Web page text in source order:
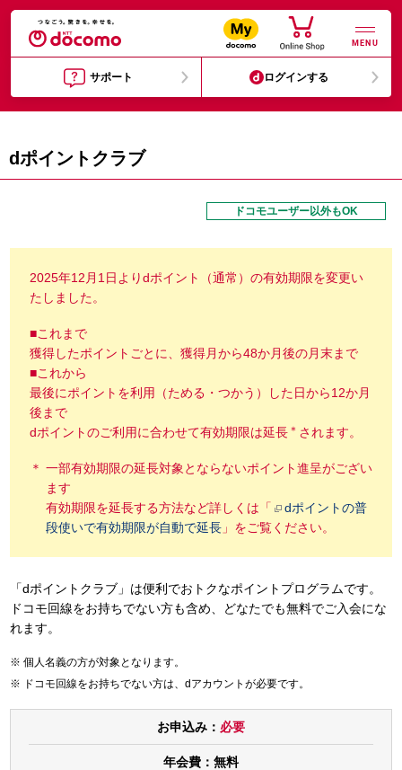
MENU
サポート ログインする
dポイントクラブ
ドコモユーザー以外もOK
2025年12月1日よりdポイント（通常）の有効期限を変更い
たしました。
■これまで
獲得したポイントごとに、獲得月から48か月後の月末まで
■これから
最後にポイントを利用（ためる・つかう）した日から12か月
後まで
dポイントのご利用に合わせて有効期限は延長 ＊ されます。
一部有効期限の延長対象とならないポイント進呈がござい
ます
有効期限を延長する方法など詳しくは「
dポイントの普
段使いで有効期限が自動で延長」をご覧ください。
「dポイントクラブ」は便利でおトクなポイントプログラムです。
ドコモ回線をお持ちでない方も含め、どなたでも無料でご入会にな
れます。
個人名義の方が対象となります。
ドコモ回線をお持ちでない方は、dアカウントが必要です。
お申込み： 必要
年会費： 無料